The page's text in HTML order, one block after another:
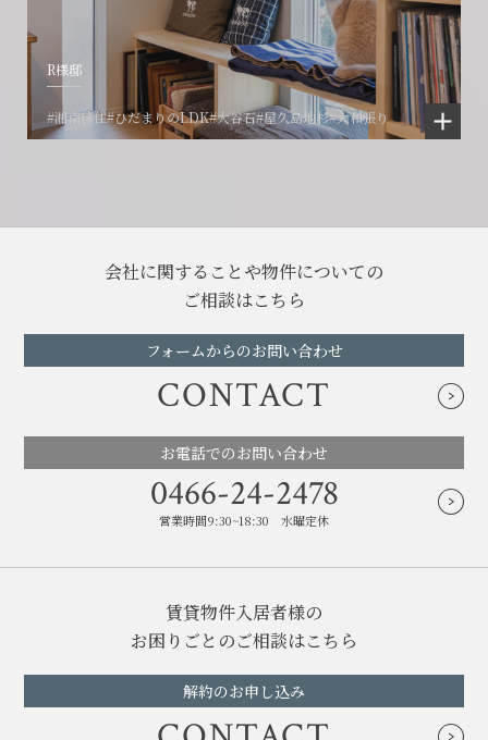
R様邸
#湘南移住#ひだまりのLDK#大谷石#屋久島地杉#大和張り
会社に関することや物件についての
ご相談はこちら
フォームからのお問い合わせ
CONTACT
お電話でのお問い合わせ
0466-24-2478
営業時間9:30~18:30 水曜定休
賃貸物件入居者様の
お困りごとのご相談はこちら
解約のお申し込み